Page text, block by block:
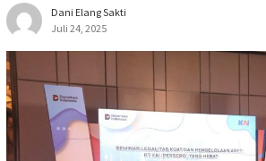
Dani Elang Sakti
Juli 24, 2025